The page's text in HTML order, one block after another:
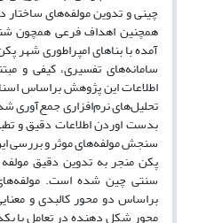
چینی و تدوین مولفه‌های
همچنین اهداف فرعی همچون
آمده با بناهای امپراطوری
سامانه‌های تفسیری، کیفی و
اطلاعات این پژوهش بر‌اساس
تحلیل‌های نرم‌افزاری
بدست اوردن اطلاعات دقیق و
سنجش مولفه‌های موثر و بررسی
پکن منجر به تدوین دقیق
سنتی چین شده است.
بر‌اساس دو محور کالبدی و
محور شکل دهنده در تعامل با